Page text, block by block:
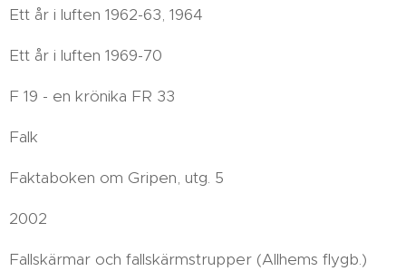
Ett år i luften 1962-63, 1964
Ett år i luften 1969-70
F 19 - en krönika FR 33
Falk
Faktaboken om Gripen, utg. 5
2002
Fallskärmar och fallskärmstrupper (Allhems flygb.)